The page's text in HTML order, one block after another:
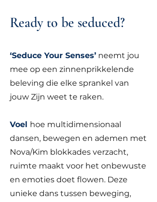
Ready to be seduced?
‘Seduce Your Senses’ neemt jou
mee op een zinnenprikkelende
beleving die elke sprankel van
jouw Zijn weet te raken.
Voel hoe multidimensionaal
dansen, bewegen en ademen met
Nova/Kim blokkades verzacht,
ruimte maakt voor het onbewuste
en emoties doet flowen. Deze
unieke dans tussen beweging,